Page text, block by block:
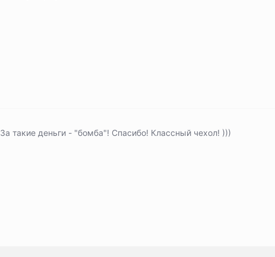
За такие деньги - "бомба"! Спасибо! Классный чехол! )))